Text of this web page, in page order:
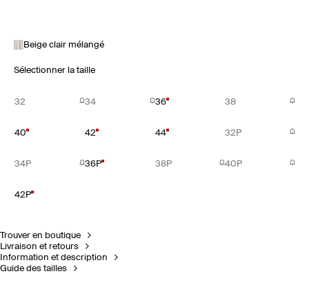
Beige clair mélangé
Sélectionner la taille
32 34 36 38
40 42 44 32P
34P 36P 38P 40P
42P
Trouver en boutique
Livraison et retours
Information et description
Guide des tailles